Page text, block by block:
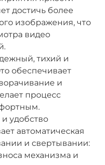
достичь более
изображения, что
видео
тихий и
обеспечивает
и
процесс
удобство
автоматическая
и свертывании:
механизма и